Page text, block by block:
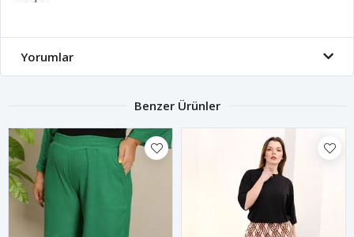
Yorumlar
Benzer Ürünler